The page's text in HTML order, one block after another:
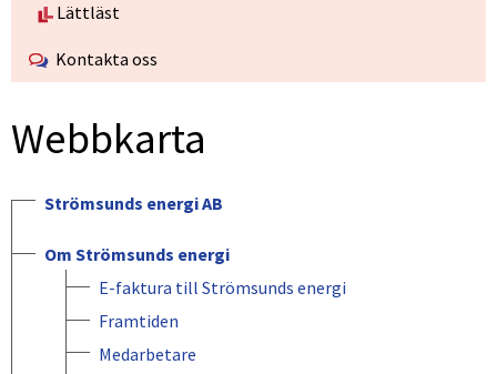
Lättläst
Kontakta oss
Webbkarta
Strömsunds energi AB
Om Strömsunds energi
E-faktura till Strömsunds energi
Framtiden
Medarbetare